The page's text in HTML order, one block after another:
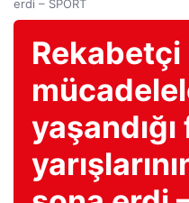
erdi – SPORT
Rekabetçi